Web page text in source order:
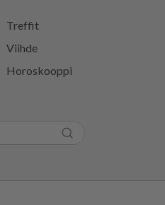
Treffit
Viihde
Horoskooppi